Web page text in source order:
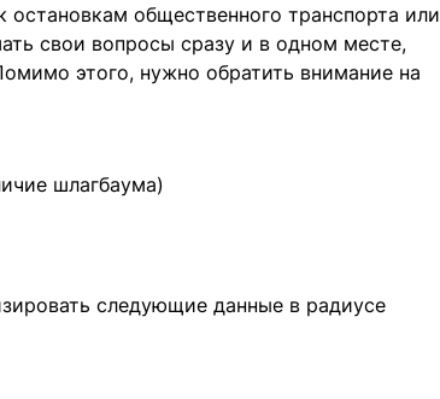
общественного транспорта или
свои вопросы сразу и в одном месте,
этого, нужно обратить внимание на
шлагбаума)
следующие данные в радиусе